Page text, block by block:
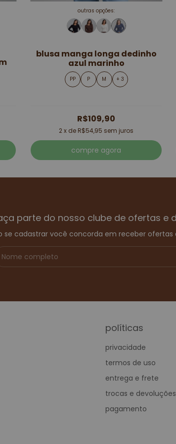
outras opções:
blusa manga longa dedinho
azul marinho
PP P M + 3
R$109,90
2x de R$54,95 sem juros
compre agora
parte do nosso clube de ofertas e
se cadastrar você concorda em receber
políticas
privacidade
termos de uso
entrega e frete
trocas e devoluções
pagamento